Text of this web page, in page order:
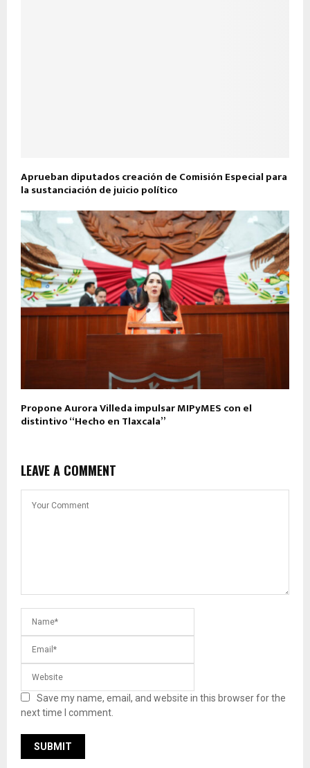
Aprueban diputados creación de Comisión Especial para
la sustanciación de juicio político
Propone Aurora Villeda impulsar MIPyMES con el
distintivo “Hecho en Tlaxcala”
LEAVE A COMMENT
Save my name, email, and website in this browser for the
next time I comment.